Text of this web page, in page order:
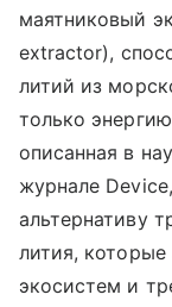
маятниковый
extractor),
литий из
только
описанная в
журнале
альтернативу
лития,
экосистем и